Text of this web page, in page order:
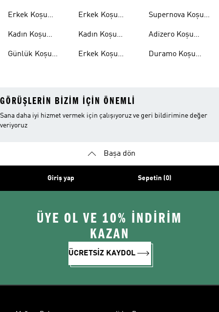
Erkek Koşu
Kadın Koşu
Günlük Koşu
Erkek Koşu
Kadın Koşu
Erkek Koşu
Supernova Koşu
Adizero Koşu
Duramo Koşu
GÖRÜŞLERIN BIZIM IÇIN ÖNEMLI
Sana daha iyi hizmet vermek için çalışıyoruz ve geri bildirimine değer
veriyoruz
Başa dön
Giriş yap Sepetin (0)
ÜYE OL VE 10% İNDİRİM
KAZAN
ÜCRETSİZ KAYDOL